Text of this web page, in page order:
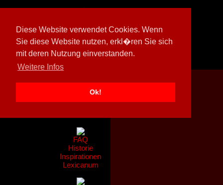
Diese Website verwendet Cookies. Wenn
Sie diese Website nutzen, erkl�ren Sie sich
mit deren Nutzung einverstanden.
Weitere Infos
Ok!
[ 605026/M3]
FAQ
Historie
Inspirationen
Lexicanum